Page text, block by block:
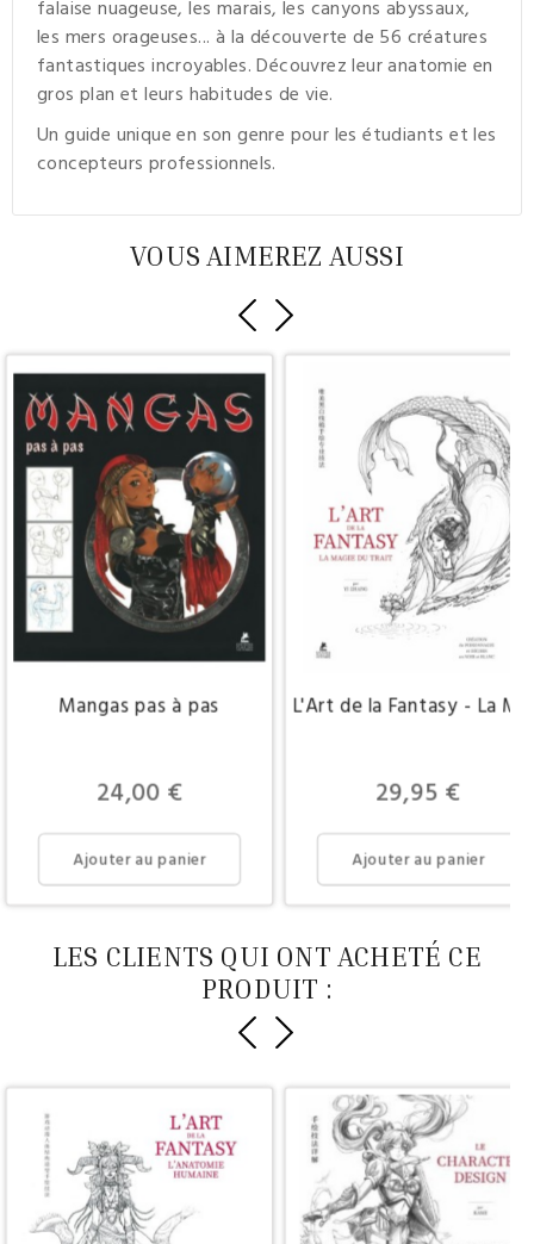
falaise nuageuse, les marais, les canyons abyssaux,
les mers orageuses... à la découverte de 56 créatures
fantastiques incroyables. Découvrez leur anatomie en
gros plan et leurs habitudes de vie.
Un guide unique en son genre pour les étudiants et les
concepteurs professionnels.
VOUS AIMEREZ AUSSI
Mangas pas à pas
Prix
24,00 €
Ajouter au panier
L'Art de la Fantasy - La
Prix
29,95 €
Ajouter au panier
LES CLIENTS QUI ONT ACHETÉ CE
PRODUIT :